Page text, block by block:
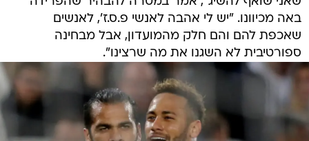
באה מכיוונו. "יש לי אהבה לאנשי פ.ס.ז', לאנשים
שאכפת להם והם חלק מהמועדון, אבל מבחינה
ספורטיבית לא השגנו את מה שרצינו".